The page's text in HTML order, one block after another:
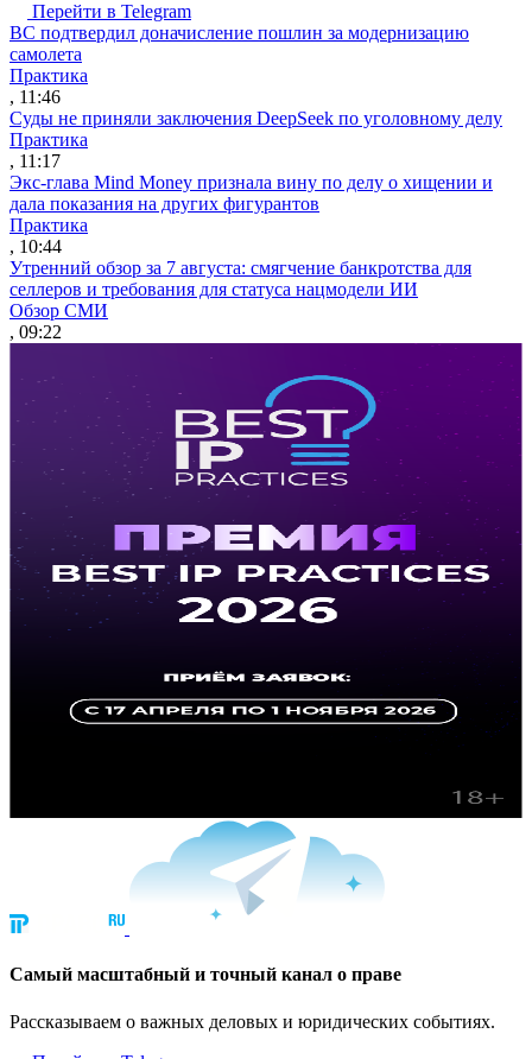
Перейти в Telegram
ВС подтвердил доначисление пошлин за модернизацию
самолета
Практика
, 11:46
Суды не приняли заключения DeepSeek по уголовному делу
Практика
, 11:17
Экс-глава Mind Money признала вину по делу о хищении и
дала показания на других фигурантов
Практика
, 10:44
Утренний обзор за 7 августа: смягчение банкротства для
селлеров и требования для статуса нацмодели ИИ
Обзор СМИ
, 09:22
Cамый масштабный и точный канал о праве
Рассказываем о важных деловых и юридических событиях.